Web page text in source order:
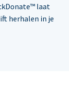
laat
herhalen in je